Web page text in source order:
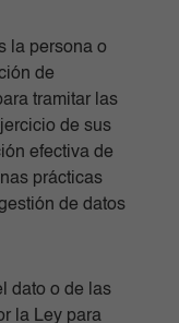
la persona o
de
tramitar las
de sus
efectiva de
prácticas
de datos
dato o de las
la Ley para